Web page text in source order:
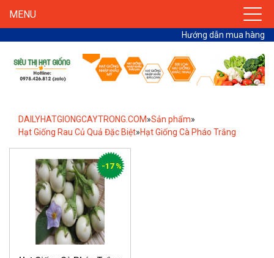
MENU
Hướng dẫn mua hàng
DAILYHATGIONGCAYTRONG.COM»Sản phẩm»
Hạt Giống Rau Củ Quả Đặc Biệt»Hạt Giống Cà Pháo Trắng
-17 %